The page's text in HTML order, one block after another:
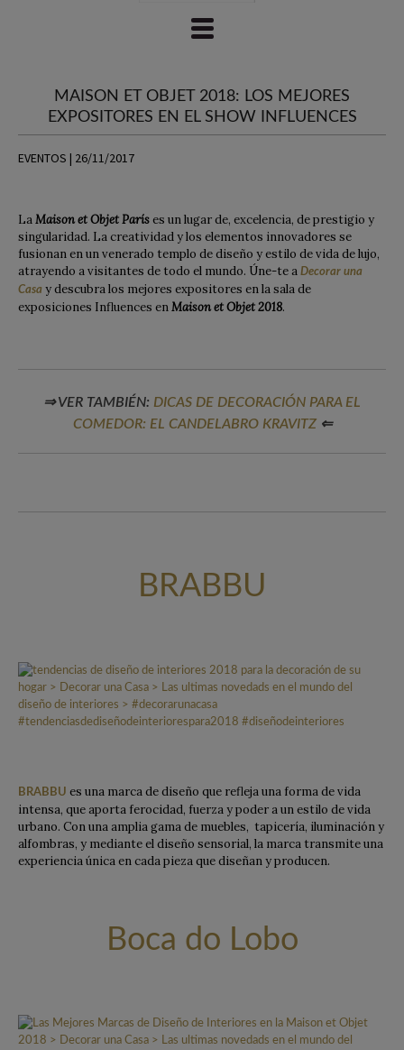
MAISON ET OBJET 2018: LOS MEJORES
EXPOSITORES EN EL SHOW INFLUENCES
EVENTOS | 26/11/2017
LaMaison et Objet Paríses un lugar de, excelencia, de prestigio y
singularidad. La creatividad y los elementos innovadores se
fusionan en un venerado templo de diseño y estilo de vida de lujo,
atrayendo a visitantes de todo el mundo. Úne-te a Decorar una
Casa y descubra los mejores expositores en la sala de
exposiciones Influences enMaison et Objet 2018.
⇒ VER TAMBIÉN: DICAS DE DECORACIÓN PARA EL
COMEDOR: EL CANDELABRO KRAVITZ⇐
BRABBU
BRABBU es una marca de diseño que refleja una forma de vida
intensa, que aporta ferocidad, fuerza y poder a un estilo de vida
urbano. Con una amplia gama de muebles, tapicería, iluminación y
alfombras, y mediante el diseño sensorial, la marca transmite una
experiencia única en cada pieza que diseñan y producen.
Boca do Lobo